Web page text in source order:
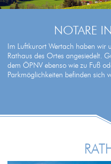
NOTARE
Im Luftkurort Wertach haben wir
Rathaus des Ortes angesiedelt.
dem ÖPNV ebenso wie zu Fuß
Parkmöglichkeiten befinden sich